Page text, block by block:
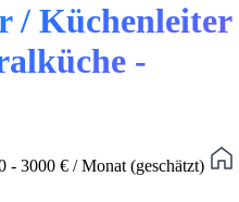
/ Küchenleiter
-
- 3000 € / Monat (geschätzt)